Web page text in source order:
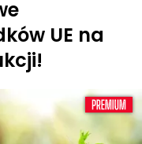
UE na